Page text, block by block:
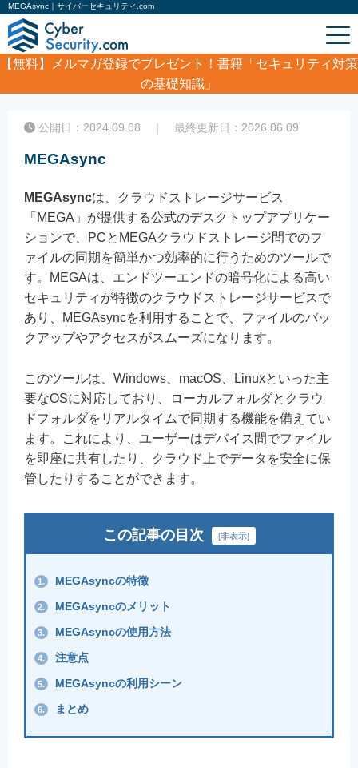
MEGAsync｜サイバーセキュリティ.com
【無料】
メルマガ登録でプレゼント！書籍「セキュリティ対策
の基礎知識」
MEGAsync
公開日：2024.09.08 ｜ 最終更新日：2026.06.09
MEGAsync
MEGAsyncは、クラウドストレージサービス
「MEGA」が提供する公式のデスクトップアプリケー
ションで、PCとMEGAクラウドストレージ間でのフ
ァイルの同期を簡単かつ効率的に行うためのツールで
す。MEGAは、エンドツーエンドの暗号化による高い
セキュリティが特徴のクラウドストレージサービスで
あり、MEGAsyncを利用することで、ファイルのバッ
クアップやアクセスがスムーズになります。
このツールは、Windows、macOS、Linuxといった主
要なOSに対応しており、ローカルフォルダとクラウ
ドフォルダをリアルタイムで同期する機能を備えてい
ます。これにより、ユーザーはデバイス間でファイル
を即座に共有したり、クラウド上でデータを安全に保
管したりすることができます。
この記事の目次 [非表示]
1. MEGAsyncの特徴
2. MEGAsyncのメリット
3. MEGAsyncの使用方法
4. 注意点
5. MEGAsyncの利用シーン
6. まとめ